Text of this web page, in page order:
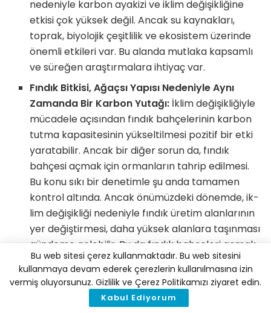
nedeniyle karbon aya­kizi ve iklim değişikliğine
etkisi çok yüksek değil. Ancak su kaynakları,
toprak, biyolojik çeşitlilik ve ekosistem üzerinde
önemli etkileri var. Bu alanda mutlaka kapsamlı
ve süreğen araştırmalara ihti­yaç var.
Fındık Bitkisi, Ağaçsı Yapısı Nedeniyle Aynı
Zamanda Bir Karbon Yutağı: İklim de­ğişikliğiyle
mücadele açısından fındık bahçelerinin karbon
tutma kapasitesinin yükseltilmesi pozitif bir etki
yaratabilir. Ancak bir diğer sorun da, fındık
bahçesi açmak için or­manların tahrip edilmesi.
Bu konu sıkı bir denetimle şu anda tamamen
kontrol altında. Ancak önümüzdeki dönemde, ik­
lim değişikliği nedeniyle fındık üretim alanlarının
yer değiş­tirmesi, daha yüksek alanlara taşınması
gündeme gelebilir. Bu da fındık bahçeleri açmak
için tekrar orman tahribatına girişilmesi riskini
yaratabilir.
Rapora Türkçesineburadan, İngilizcesine ise
Bu web sitesi çerez kullanmaktadır. Bu web sitesini
kullanmaya devam ederek çerezlerin kullanılmasına izin
vermiş oluyorsunuz. Gizlilik ve Çerez Politikamızı ziyaret edin.
Kabul Ediyorum